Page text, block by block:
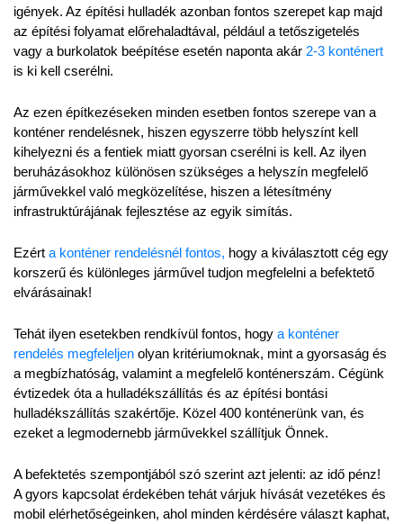
igények. Az építési hulladék azonban fontos szerepet kap majd
az építési folyamat előrehaladtával, például a tetőszigetelés
vagy a burkolatok beépítése esetén naponta akár
is ki kell cserélni.
Az ezen építkezéseken minden esetben fontos szerepe van a
konténer rendelésnek, hiszen egyszerre több helyszínt kell
kihelyezni és a fentiek miatt gyorsan cserélni is kell. Az ilyen
beruházásokhoz különösen szükséges a helyszín megfelelő
járművekkel való megközelítése, hiszen a létesítmény
infrastruktúrájának fejlesztése az egyik simítás.
Ezért a konténer rendelésnél fontos, hogy a kiválasztott cég egy
korszerű és különleges járművel tudjon megfelelni a befektető
elvárásainak!
Tehát ilyen esetekben rendkívül fontos, hogy a konténer
rendelés megfeleljen olyan kritériumoknak, mint a gyorsaság és
a megbízhatóság, valamint a megfelelő konténerszám. Cégünk
évtizedek óta a hulladékszállítás és az építési bontási
hulladékszállítás szakértője. Közel 400 konténerünk van, és
ezeket a legmodernebb járművekkel szállítjuk Önnek.
A befektetés szempontjából szó szerint azt jelenti: az idő pénz!
A gyors kapcsolat érdekében tehát várjuk hívását vezetékes és
mobil elérhetőségeinken, ahol minden kérdésére választ kaphat,